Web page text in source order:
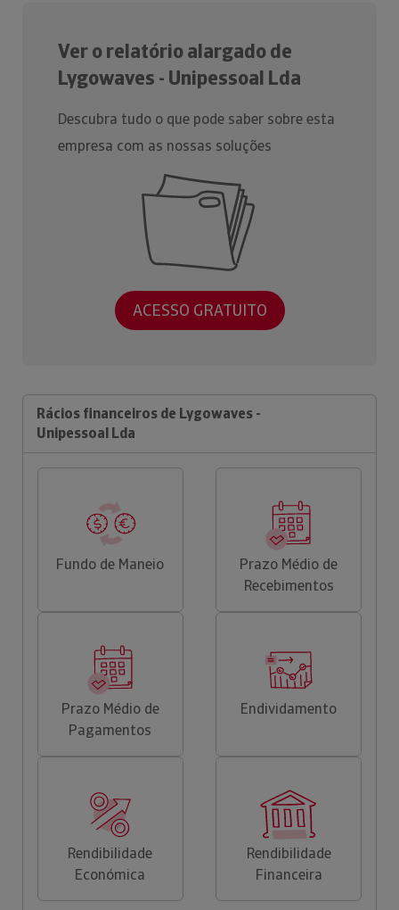
Ver o relatório alargado de
Lygowaves - Unipessoal Lda
Descubra tudo o que pode saber sobre esta
empresa com as nossas soluções
ACESSO GRATUITO
Rácios financeiros de Lygowaves -
Unipessoal Lda
Fundo de Maneio
Prazo Médio de
Recebimentos
Prazo Médio de
Pagamentos
Endividamento
Rendibilidade
Económica
Rendibilidade
Financeira